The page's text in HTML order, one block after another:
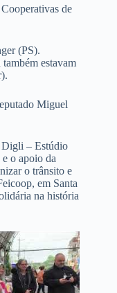
de
(PS).
estavam
Miguel
Digli – Estúdio
o apoio da
o trânsito e
em Santa
na história